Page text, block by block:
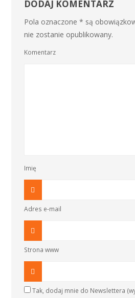
DODAJ KOMENTARZ
Pola oznaczone * są
nie zostanie opublikowany.
Komentarz
Imię
Adres e-mail
Strona www
Tak, dodaj mnie do Newslettera